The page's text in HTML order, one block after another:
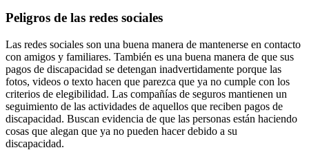
Peligros de las redes sociales
Las redes sociales son una buena manera de mantenerse en contacto
con amigos y familiares. También es una buena manera de que sus
pagos de discapacidad se detengan inadvertidamente porque las
fotos, videos o texto hacen que parezca que ya no cumple con los
criterios de elegibilidad. Las compañías de seguros mantienen un
seguimiento de las actividades de aquellos que reciben pagos de
discapacidad. Buscan evidencia de que las personas están haciendo
cosas que alegan que ya no pueden hacer debido a su
discapacidad.